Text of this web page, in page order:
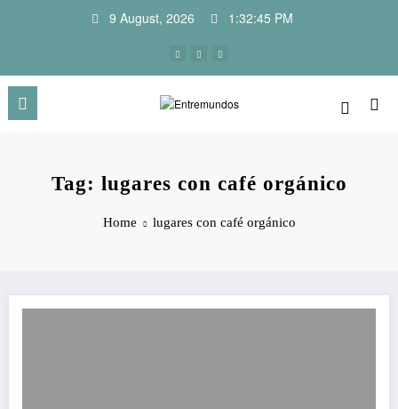
9 August, 2026 1:32:45 PM
Tag: lugares con café orgánico
Home lugares con café orgánico